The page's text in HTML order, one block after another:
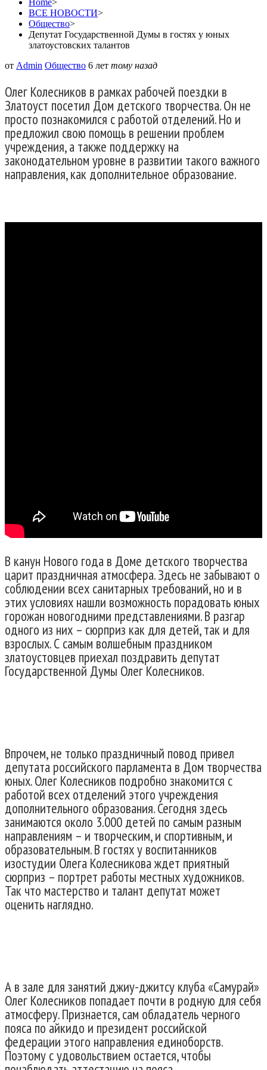
ВСЕ НОВОСТИ>
Общество>
Депутат Государственной Думы в гостях у юных
златоустовских талантов
от Admin Общество 6 лет тому назад
Олег Колесников в рамках рабочей поездки в
Златоуст посетил Дом детского творчества. Он не
просто познакомился с работой отделений. Но и
предложил свою помощь в решении проблем
учреждения, а также поддержку на
законодательном уровне в развитии такого важного
направления, как дополнительное образование.
В канун Нового года в Доме детского творчества
царит праздничная атмосфера. Здесь не забывают о
соблюдении всех санитарных требований, но и в
этих условиях нашли возможность порадовать юных
горожан новогодними представлениями. В разгар
одного из них – сюрприз как для детей, так и для
взрослых. С самым волшебным праздником
златоустовцев приехал поздравить депутат
Государственной Думы Олег Колесников.
Впрочем, не только праздничный повод привел
депутата российского парламента в Дом творчества
юных. Олег Колесников подробно знакомится с
работой всех отделений этого учреждения
дополнительного образования. Сегодня здесь
занимаются около 3.000 детей по самым разным
направлениям – и творческим, и спортивным, и
образовательным. В гостях у воспитанников
изостудии Олега Колесникова ждет приятный
сюрприз – портрет работы местных художников.
Так что мастерство и талант депутат может
оценить наглядно.
А в зале для занятий джиу-джитсу клуба «Самурай»
Олег Колесников попадает почти в родную для себя
атмосферу. Признается, сам обладатель черного
пояса по айкидо и президент российской
федерации этого направления единоборств.
Поэтому с удовольствием остается, чтобы